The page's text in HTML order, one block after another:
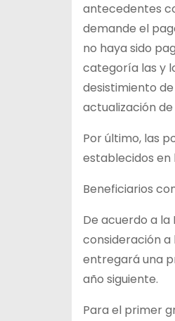
antecedentes
demande el
no haya sido
categoría las y
desistimiento
actualización de
Por último, las
establecidos en
Beneficiarios
De acuerdo a la
consideración a
entregará una
año siguiente.
Para el primer